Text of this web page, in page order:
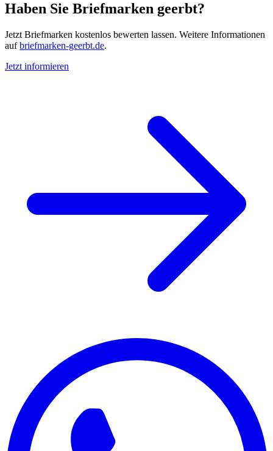
Haben Sie Briefmarken geerbt?
Jetzt Briefmarken kostenlos bewerten lassen. Weitere Informationen
aufbriefmarken-geerbt.de.
Jetzt informieren